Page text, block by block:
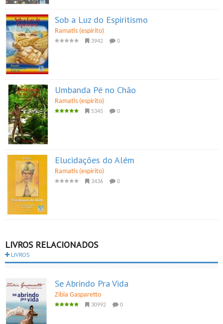
Sob a Luz do Espiritismo
Ramatis (espirito)
3942 0
Umbanda Pé no Chão
Ramatis (espirito)
5345 0
Elucidações do Além
Ramatis (espirito)
3436 0
LIVROS RELACIONADOS
LIVROS
Se Abrindo Pra Vida
Zibia Gasparetto
30992 0